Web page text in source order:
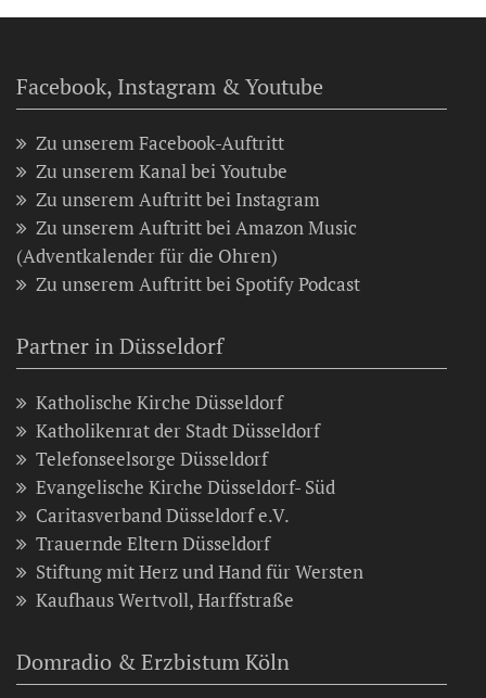
Facebook, Instagram & Youtube
Zu unserem Facebook-Auftritt
Zu unserem Kanal bei Youtube
Zu unserem Auftritt bei Instagram
Zu unserem Auftritt bei Amazon Music
(Adventkalender für die Ohren)
Zu unserem Auftritt bei Spotify Podcast
Partner in Düsseldorf
Katholische Kirche Düsseldorf
Katholikenrat der Stadt Düsseldorf
Telefonseelsorge Düsseldorf
Evangelische Kirche Düsseldorf- Süd
Caritasverband Düsseldorf e.V.
Trauernde Eltern Düsseldorf
Stiftung mit Herz und Hand für Wersten
Kaufhaus Wertvoll, Harffstraße
Domradio & Erzbistum Köln